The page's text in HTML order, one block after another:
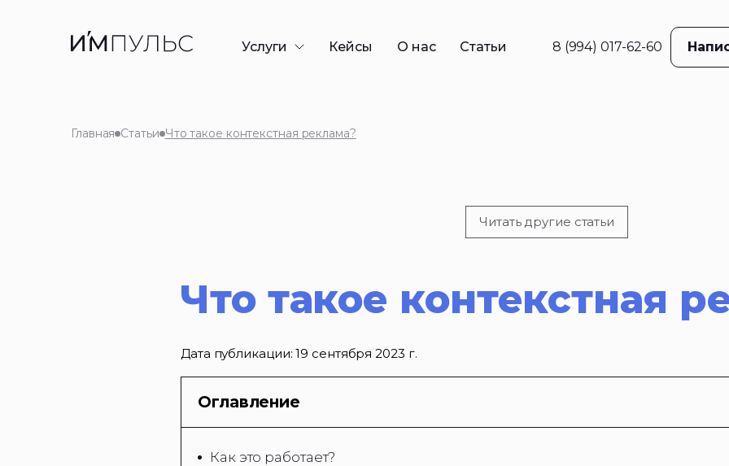
Услуги Кейсы О нас Статьи 8 (994) 017-62-60
Главная Статьи Что такое контекстная реклама?
Читать другие статьи
Что такое контекстная
Дата публикации:19 сентября 2023 г.
Оглавление
Как это работает?